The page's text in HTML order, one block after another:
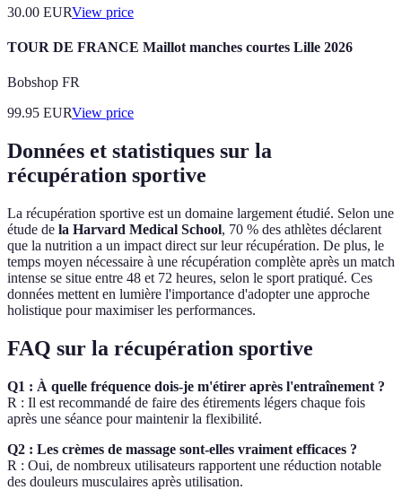
30.00 EURView price
TOUR DE FRANCE Maillot manches courtes Lille 2026
Bobshop FR
99.95 EURView price
Données et statistiques sur la
récupération sportive
La récupération sportive est un domaine largement étudié. Selon une
étude de la Harvard Medical School, 70 % des athlètes déclarent
que la nutrition a un impact direct sur leur récupération. De plus, le
temps moyen nécessaire à une récupération complète après un match
intense se situe entre 48 et 72 heures, selon le sport pratiqué. Ces
données mettent en lumière l'importance d'adopter une approche
holistique pour maximiser les performances.
FAQ sur la récupération sportive
Q1 : À quelle fréquence dois-je m'étirer après l'entraînement ?
R : Il est recommandé de faire des étirements légers chaque fois
après une séance pour maintenir la flexibilité.
Q2 : Les crèmes de massage sont-elles vraiment efficaces ?
R : Oui, de nombreux utilisateurs rapportent une réduction notable
des douleurs musculaires après utilisation.